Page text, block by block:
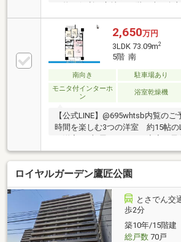
い物に便利な立地♪ 5階の南西角
バルコニーがあり日当たり・風通
知市納涼花火大会の花火をお部屋
♪ 全居室収納に加え、納戸があり
な3LDK♪ 小型犬や猫などペット
犬や愛猫との生活をお考えのご家族
2,650万円
3LDK 73.09m2
5階 南
南向き 駐車場あり
モニタ付インターホ
ン
浴室乾燥機
【公式LINE】@695whtsb内覧の
時間を楽しむ3つの洋室 約15帖の
た洋室が3部屋あります 寝室、子
ペースなど 家族それぞれのライ
て自由に使い分けられる間取りで
るWIC 6.5帖の主寝室には、ウォ
トが設けられています 季節物の
一箇所に集約できるため、室内を
ができます●無駄を削ぎ落とした
積を最小限に抑え、生活に使える
感じられる工夫があります
ロイヤルガーデン鷹匠公園
とさでん交
歩2分
築10年/15階建
総戸数70戸